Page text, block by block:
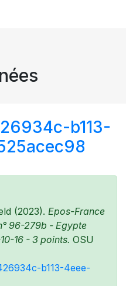
b113-
(2023). Epos-France
96-279b - Egypte
16 - 3 points. OSU
b113-4eee-